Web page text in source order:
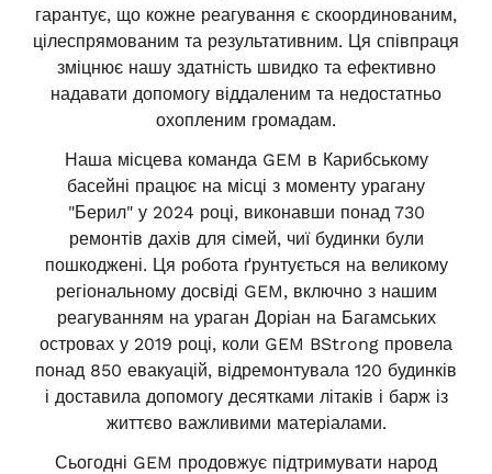
гарантує, що кожне реагування є скоординованим,
цілеспрямованим та результативним. Ця співпраця
зміцнює нашу здатність швидко та ефективно
надавати допомогу віддаленим та недостатньо
охопленим громадам.
Наша місцева команда GEM в Карибському
басейні працює на місці з моменту урагану
"Берил" у 2024 році, виконавши понад 730
ремонтів дахів для сімей, чиї будинки були
пошкоджені. Ця робота ґрунтується на великому
регіональному досвіді GEM, включно з нашим
реагуванням на ураган Доріан на Багамських
островах у 2019 році, коли GEM BStrong провела
понад 850 евакуацій, відремонтувала 120 будинків
і доставила допомогу десятками літаків і барж із
життєво важливими матеріалами.
Сьогодні GEM продовжує підтримувати народ